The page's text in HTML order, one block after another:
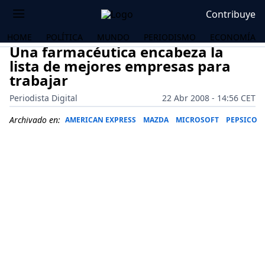
Contribuye
HOME POLÍTICA MUNDO PERIODISMO ECONOMÍA
Una farmacéutica encabeza la
lista de mejores empresas para
trabajar
Periodista Digital
22 Abr 2008 - 14:56 CET
Archivado en: AMERICAN EXPRESS MAZDA MICROSOFT PEPSICO